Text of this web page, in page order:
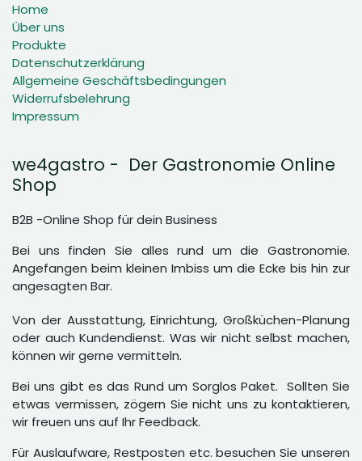
Home
Über uns
Produkte
Datenschutzerklärung
Allgemeine Geschäftsbedingungen
Widerrufsbelehrung
Impressum
we4gastro - Der Gastronomie Online
Shop
B2B -Online Shop für dein Business
Bei uns finden Sie alles rund um die Gastronomie.
Angefangen beim kleinen Imbiss um die Ecke bis hin zur
angesagten Bar.
Von der Ausstattung, Einrichtung, Großküchen-Planung
oder auch Kundendienst. Was wir nicht selbst machen,
können wir gerne vermitteln.
Bei uns gibt es das Rund um Sorglos Paket. Sollten Sie
etwas vermissen, zögern Sie nicht uns zu kontaktieren,
wir freuen uns auf Ihr Feedback.
Für Auslaufware, Restposten etc. besuchen Sie unseren